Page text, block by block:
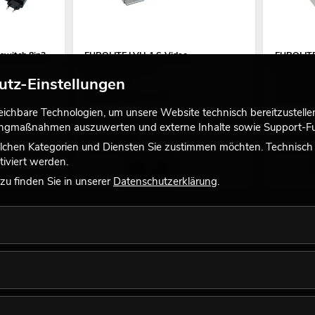
8in2
EUROLITE LVH-1 S-Video
No. 81013201
37,50€ 23,85
Einstellungen
Technologien, um unsere Website technisch
auszuwerten und externe Inhalte sowie Support-
Kategorien und Diensten Sie zustimmen möchten.
werden.
finden Sie in unserer Datenschutzerklärung.